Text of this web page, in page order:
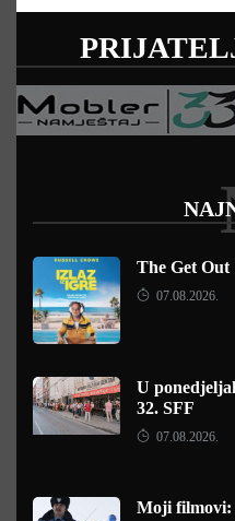
The Get Out
07.08.2026.
U
32. SFF
07.08.2026.
Moji filmovi: